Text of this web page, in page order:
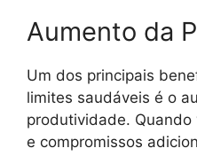
Aumento da
Um dos principais
limites saudáveis é o
produtividade. Quando
e compromissos